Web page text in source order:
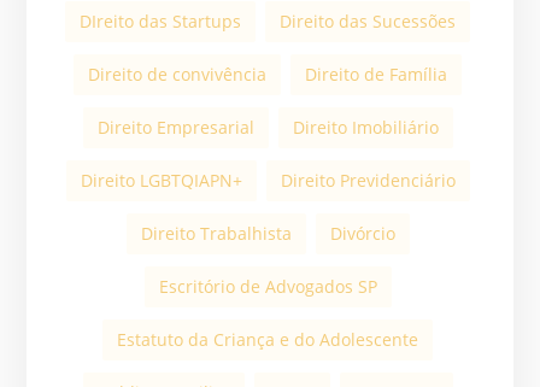
DIreito das Startups Direito das Sucessões
Direito de convivência Direito de Família
Direito Empresarial Direito Imobiliário
Direito LGBTQIAPN+ Direito Previdenciário
Direito Trabalhista Divórcio
Escritório de Advogados SP
Estatuto da Criança e do Adolescente